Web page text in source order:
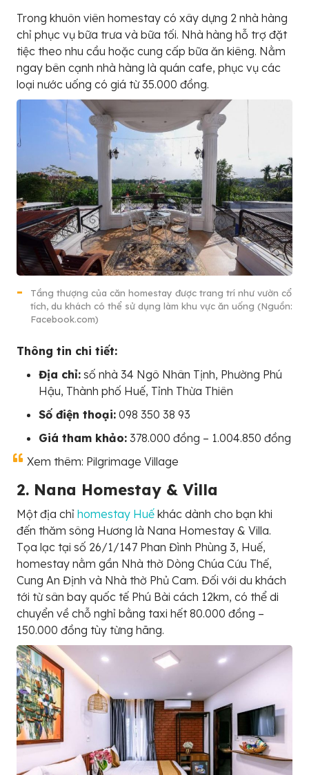
Trong khuôn viên homestay có xây dựng 2 nhà hàng
chỉ phục vụ bữa trưa và bữa tối. Nhà hàng hỗ trợ đặt
tiệc theo nhu cầu hoặc cung cấp bữa ăn kiêng. Nằm
ngay bên cạnh nhà hàng là quán cafe, phục vụ các
loại nước uống có giá từ 35.000 đồng.
Tầng thượng của căn homestay được trang trí như vườn cổ
tích, du khách có thể sử dụng làm khu vực ăn uống (Nguồn:
Facebook.com)
Thông tin chi tiết:
Địa chỉ: số nhà 34 Ngô Nhân Tịnh, Phường Phú
Hậu, Thành phố Huế, Tỉnh Thừa Thiên
Số điện thoại: 098 350 38 93
Giá tham khảo: 378.000 đồng – 1.004.850 đồng
Xem thêm: Pilgrimage Village
2. Nana Homestay & Villa
Một địa chỉ homestay Huế khác dành cho bạn khi
đến thăm sông Hương là Nana Homestay & Villa.
Tọa lạc tại số 26/1/147 Phan Đình Phùng 3, Huế,
homestay nằm gần Nhà thờ Dòng Chúa Cứu Thế,
Cung An Định và Nhà thờ Phủ Cam. Đối với du khách
tới từ sân bay quốc tế Phú Bài cách 12km, có thể di
chuyển về chỗ nghỉ bằng taxi hết 80.000 đồng –
150.000 đồng tùy từng hãng.